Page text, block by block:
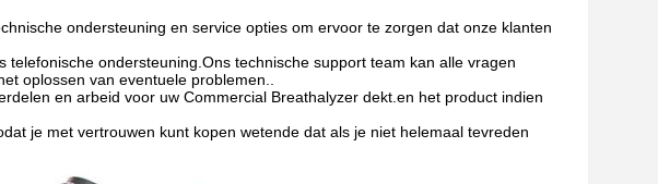
ondersteuning en service opties om ervoor te zorgen dat onze klanten
ondersteuning.Ons technische support team kan alle vragen
oplossen van eventuele problemen..
en arbeid voor uw Commercial Breathalyzer dekt.en het product indien
je met vertrouwen kunt kopen wetende dat als je niet helemaal tevreden